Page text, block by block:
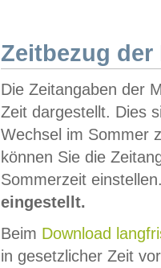
Zeitbezug der
Die Zeitangaben der
Zeit dargestellt. Dies
Wechsel im Sommer
können Sie die
Sommerzeit
eingestellt.
Beim Download
in gesetzlicher Zeit